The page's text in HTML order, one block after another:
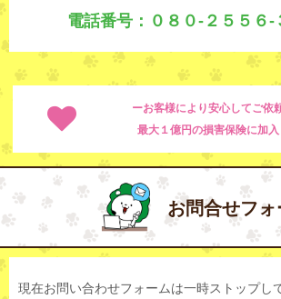
電話番号：０８０-２５５６-
ーお客様により安心してご依
最大１億円の損害保険に加
お問合せフォ
現在お問い合わせフォームは一時ストップし